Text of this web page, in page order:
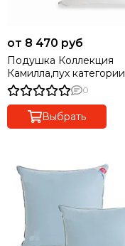
от 8 470 руб
Подушка Коллекция
Камилла,пух категории
Экстра в тике. 0
Выбрать